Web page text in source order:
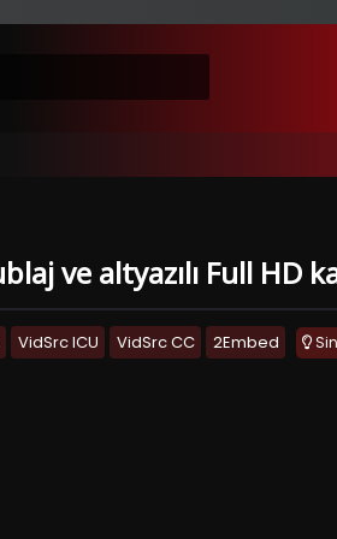
ve altyazılı Full HD
VidSrc ICU VidSrc CC
2Embed